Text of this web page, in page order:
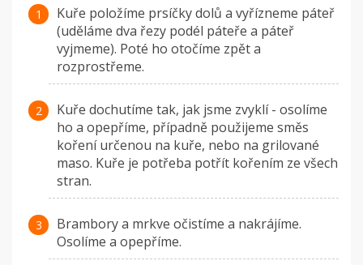
Kuře položíme prsíčky dolů a vyřízneme páteř
(uděláme dva řezy podél páteře a páteř
vyjmeme). Poté ho otočíme zpět a
rozprostřeme.
Kuře dochutíme tak, jak jsme zvyklí - osolíme
ho a opepříme, případně použijeme směs
koření určenou na kuře, nebo na grilované
maso. Kuře je potřeba potřít kořením ze všech
stran.
Brambory a mrkve očistíme a nakrájíme.
Osolíme a opepříme.